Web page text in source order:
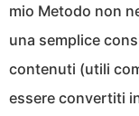
mio Metodo non
una semplice
contenuti (utili
essere convertiti